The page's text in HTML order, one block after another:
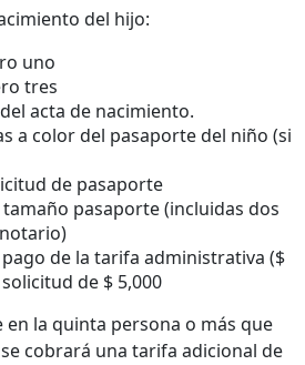
del hijo:
uno
tres
acta de nacimiento.
a color del pasaporte del niño (si
de pasaporte
pasaporte (incluidas dos
de la tarifa administrativa ($
de $ 5,000
en la quinta persona o más que
cobrará una tarifa adicional de